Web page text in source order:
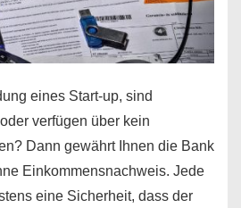
eines Start-up, sind
verfügen über kein
Dann gewährt Ihnen die Bank
Einkommensnachweis. Jede
eine Sicherheit, dass der